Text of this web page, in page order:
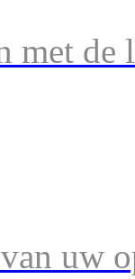
met de
uw